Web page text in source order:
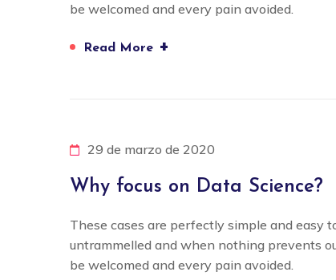
be welcomed and every pain avoided.
Read More +
29 de marzo de 2020
Why focus on Data Science?
These cases are perfectly simple and easy
untrammelled and when nothing prevents
be welcomed and every pain avoided.